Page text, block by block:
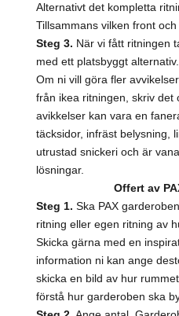
Alternativt det kompletta
Tillsammans vilken front
Steg 3. När vi fått ritningen
med ett platsbyggt alternativ.
Om ni vill göra fler
från ikea ritningen, skriv det
avikkelser kan vara en
täcksidor, infräst belysning,
utrustad snickeri och är
lösningar.
Offert av
Steg 1. Ska PAX
ritning eller egen ritning av
Skicka gärna med en
information ni kan ange
skicka en bild av hur
förstå hur garderoben ska